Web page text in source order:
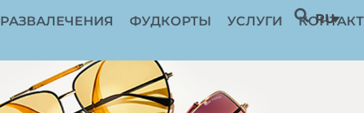
РАЗВАЛЕЧЕНИЯ ФУДКОРТЫ УСЛУГИ RU